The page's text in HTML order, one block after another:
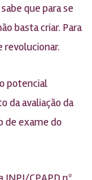
que para se
basta criar. Para
revolucionar.
potencial
da avaliação da
de exame do